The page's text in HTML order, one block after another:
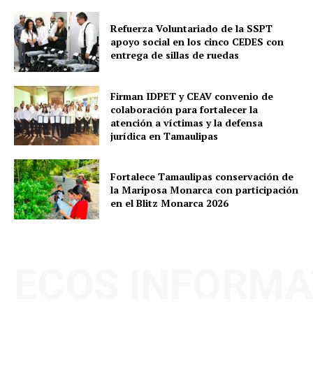
Refuerza Voluntariado de la SSPT
apoyo social en los cinco CEDES con
entrega de sillas de ruedas
Firman IDPET y CEAV convenio de
colaboración para fortalecer la
atención a víctimas y la defensa
jurídica en Tamaulipas
Fortalece Tamaulipas conservación de
la Mariposa Monarca con participación
en el Blitz Monarca 2026